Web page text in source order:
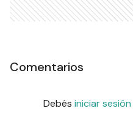
Comentarios
Debés iniciar sesión